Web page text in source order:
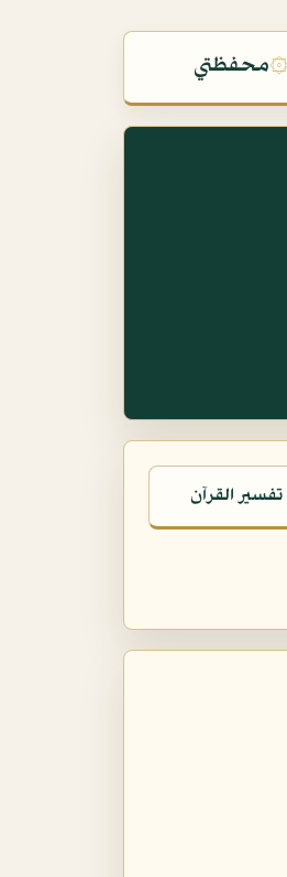
۞محفظتي
القرآن